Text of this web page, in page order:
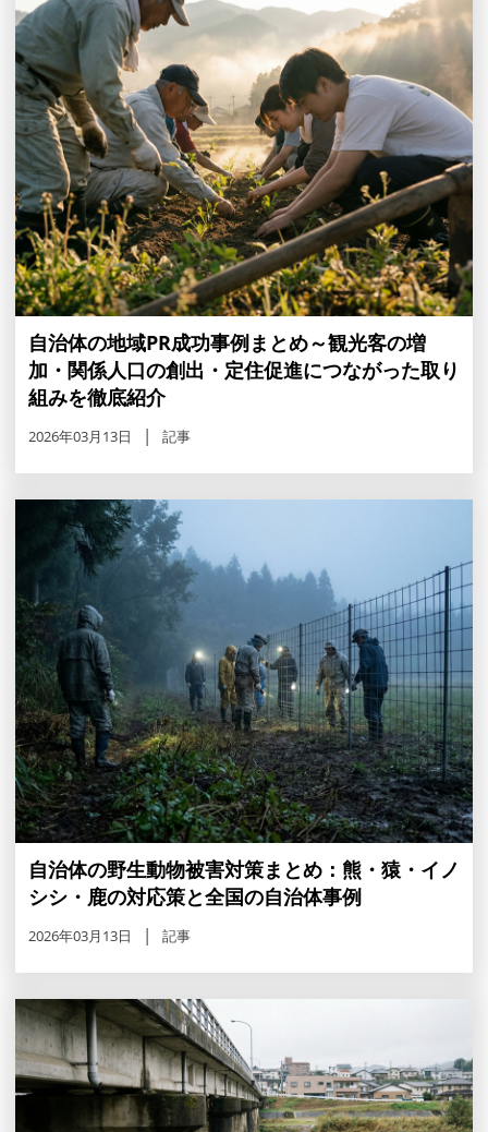
自治体の地域PR成功事例まとめ～観光客の増
加・関係人口の創出・定住促進につながった取り
組みを徹底紹介
2026年03月13日 記事
自治体の野生動物被害対策まとめ：熊・猿・イノ
シシ・鹿の対応策と全国の自治体事例
2026年03月13日 記事